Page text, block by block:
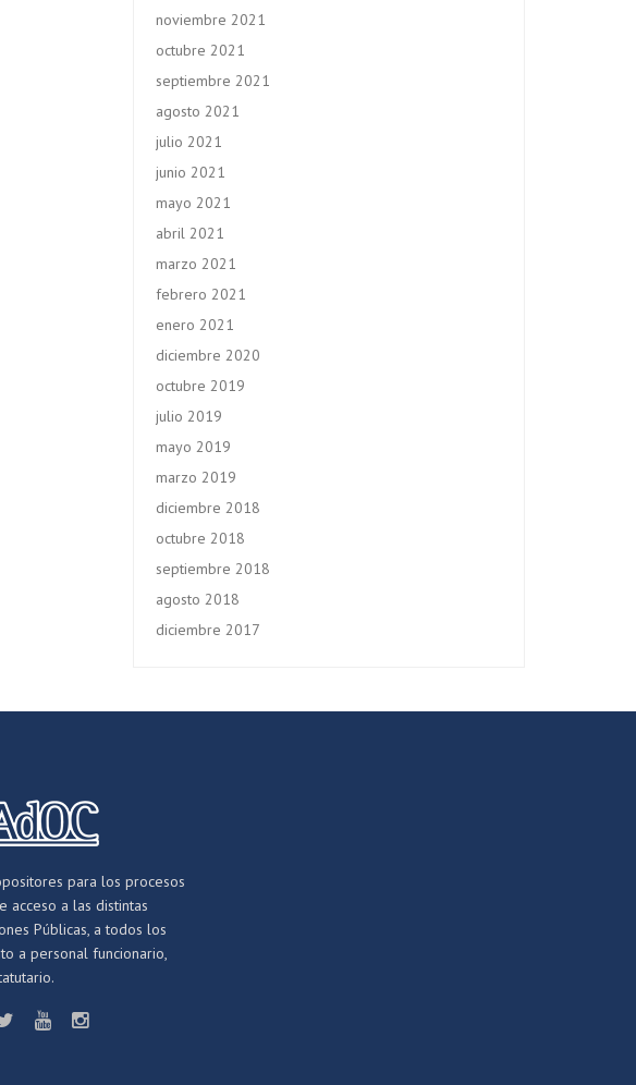
noviembre 2021
octubre 2021
septiembre 2021
agosto 2021
julio 2021
junio 2021
mayo 2021
abril 2021
marzo 2021
febrero 2021
enero 2021
diciembre 2020
octubre 2019
julio 2019
mayo 2019
marzo 2019
diciembre 2018
octubre 2018
septiembre 2018
agosto 2018
diciembre 2017
para los procesos
acceso a las distintas
Públicas, a todos los
a personal funcionario,